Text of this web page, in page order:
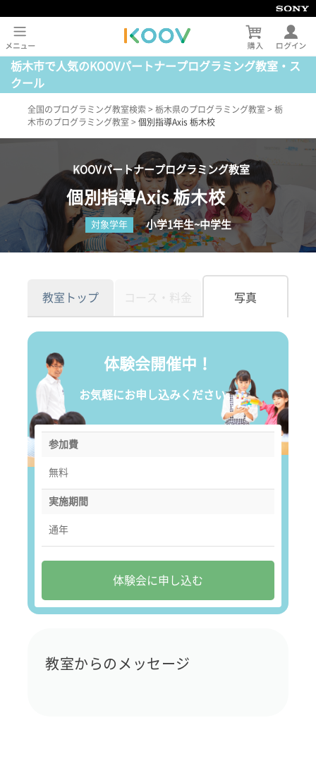
栃木市で人気のKOOVパートナープログラミング教室・ス
クール
全国のプログラミング教室検索 > 栃木県のプログラミング教室 > 栃
木市のプログラミング教室 > 個別指導Axis 栃木校
KOOVパートナープログラミング教室
個別指導Axis 栃木校
対象学年 小学1年生~中学生
教室トップ コース・料金 写真
体験会開催中！
お気軽にお申し込みください。
参加費
無料
実施期間
通年
体験会に申し込む
教室からのメッセージ